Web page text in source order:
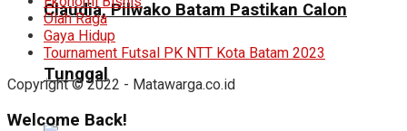
Claudia, Pilwako Batam Pastikan Calon
Tunggal
Olah Raga
Gaya Hidup
Tournament Futsal PK NTT Kota Batam 2023
Copyright © 2022 - Matawarga.co.id
Welcome Back!